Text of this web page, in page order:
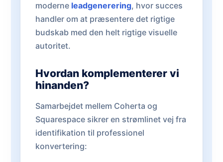
moderne leadgenerering, hvor succes
handler om at præsentere det rigtige
budskab med den helt rigtige visuelle
autoritet.
Hvordan komplementerer vi
hinanden?
Samarbejdet mellem Coherta og
Squarespace sikrer en strømlinet vej fra
identifikation til professionel
konvertering: